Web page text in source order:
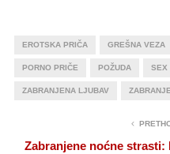
EROTSKA PRIČA GREŠNA VEZA
PORNO PRIČE POŽUDA SEX
ZABRANJENA LJUBAV
Zabranjene noćne strasti: